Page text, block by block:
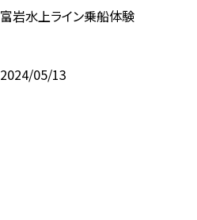
富岩水上ライン乗船体験
2024/05/13